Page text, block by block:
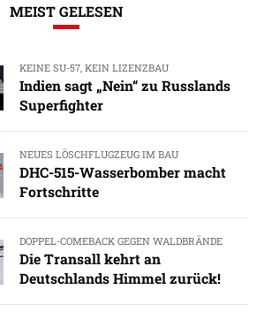
MEIST GELESEN
KEINE SU-57, KEIN LIZENZBAU
Indien sagt „Nein“ zu Russlands
Superfighter
NEUES LÖSCHFLUGZEUG IM BAU
DHC-515-Wasserbomber macht
Fortschritte
DOPPEL-COMEBACK GEGEN WALDBRÄNDE
Die Transall kehrt an
Deutschlands Himmel zurück!